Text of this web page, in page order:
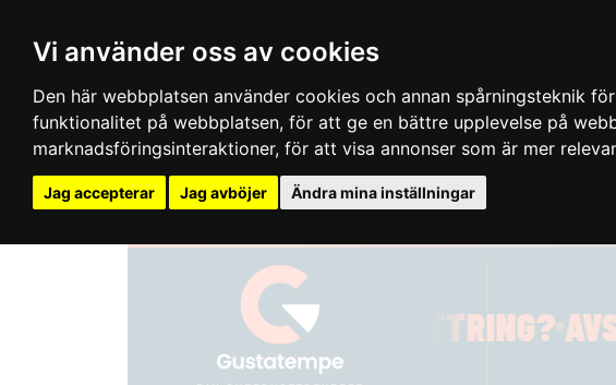
Vi använder oss av cookies
Den här webbplatsen använder cookies och annan spårningsteknik
funktionalitet på webbplatsen, för att ge en bättre upplevelse på
marknadsföringsinteraktioner, för att visa annonser som är mer
Jag accepterar Jag avböjer Ändra mina inställningar